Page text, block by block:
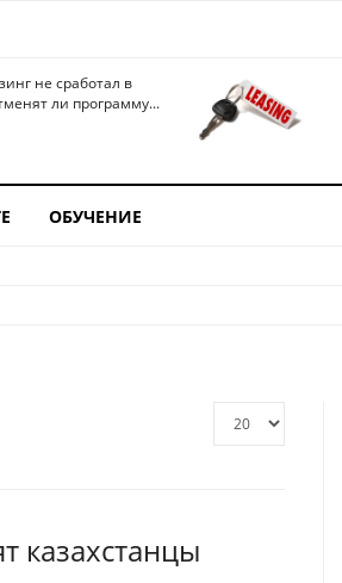
не сработал в
ли программу...
ОБУЧЕНИЕ
казахстанцы